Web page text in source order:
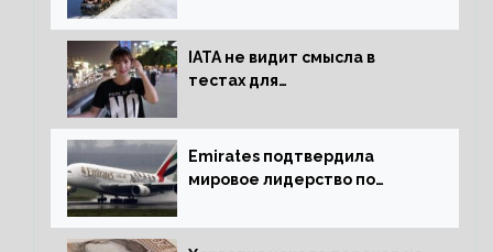
IATA не видит смысла в
тестах для
Emirates подтвердила
мировое лидерство по